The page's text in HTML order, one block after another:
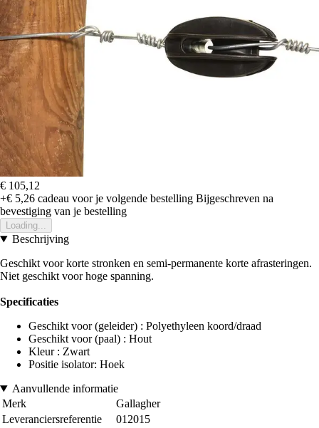
€ 105,12
+€ 5,26 cadeau voor je volgende bestelling Bijgeschreven na
bevestiging van je bestelling
Loading...
Beschrijving
Geschikt voor korte stronken en semi-permanente korte afrasteringen.
Niet geschikt voor hoge spanning.
Specificaties
Geschikt voor (geleider) : Polyethyleen koord/draad
Geschikt voor (paal) : Hout
Kleur : Zwart
Positie isolator: Hoek
Aanvullende informatie
Merk
Gallagher
Leveranciersreferentie
012015